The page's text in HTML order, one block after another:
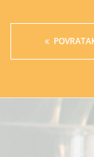
DOKUMENTI